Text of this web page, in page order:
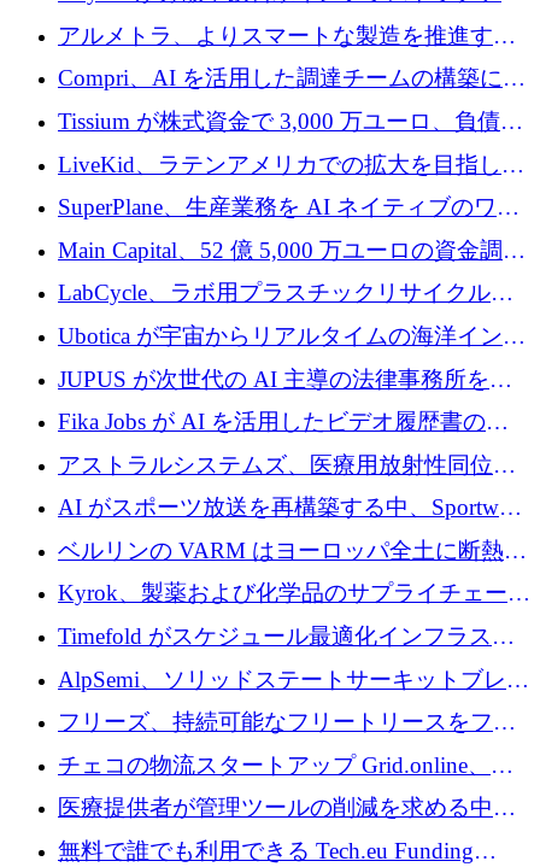
プラットフォームを拡張するために 242 万ユ
ーロを調達
アルメトラ、よりスマートな製造を推進する
ためにシリーズ A で 1,630 万ユーロを確保
Compri、AI を活用した調達チームの構築に
320 万ユーロを確保
Tissium が株式資金で 3,000 万ユーロ、負債で
3,000 万ユーロを調達
LiveKid、ラテンアメリカでの拡大を目指して
Aldea を買収
SuperPlane、生産業務を AI ネイティブのワー
クフロー層に変えるために 260 万ドルを確保
Main Capital、52 億 5,000 万ユーロの資金調達
でエンタープライズ ソフトウェアの開発を倍
LabCycle、ラボ用プラスチックリサイクルシ
ステムを商業化し、焼却廃棄物を削減するた
めに43万ポンドを確保
Ubotica が宇宙からリアルタイムの海洋インテ
リジェンスを拡張するために 1,100 万ドルを
JUPUS が次世代の AI 主導の法律事務所を強
化するために 1,300 万ユーロを調達
Fika Jobs が AI を活用したビデオ履歴書のた
めに 400 万ドルを調達
アストラルシステムズ、医療用放射性同位元
素の世界的な不足に対処するために2,300万ポ
ンドを調達
AI がスポーツ放送を再構築する中、Sportway
が 2,000 万ユーロを調達
ベルリンの VARM はヨーロッパ全土に断熱材
を拡張するために 1,750 万ユーロを投資
Kyrok、製薬および化学品のサプライチェーン
に AI を導入するために 310 万ユーロを確保
Timefold がスケジュール最適化インフラスト
ラクチャを拡張するためにシリーズ A で
1,300 万ドルを調達
AlpSemi、ソリッドステートサーキットブレー
カー技術の進歩のために1,700万ユーロを調達
フリーズ、持続可能なフリートリースをフラ
ンス全土に拡大するために1,300万ユーロを確
保
チェコの物流スタートアップ Grid.online、配
送量が 1 年で 10 倍に増加し、400 万ユーロの
医療提供者が管理ツールの削減を求める中、
a16z が Prosper AI を 3,000 万ドルで支援
無料で誰でも利用できる Tech.eu Funding